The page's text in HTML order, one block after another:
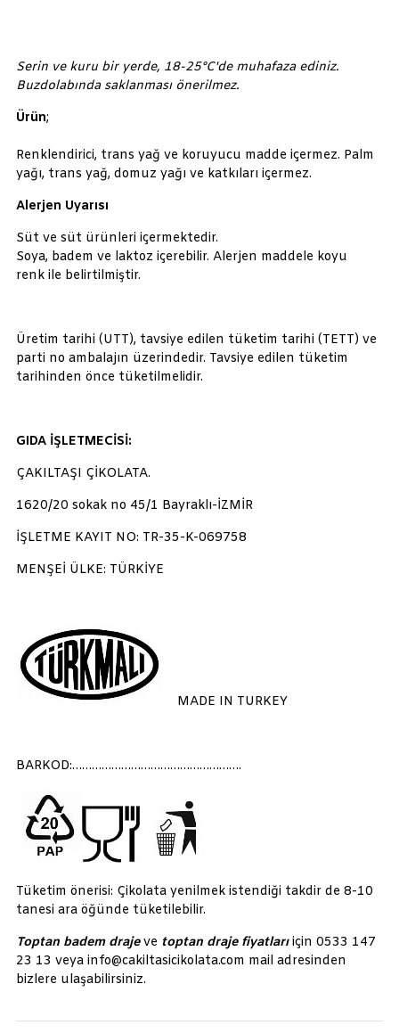
Serin ve kuru bir yerde, 18-25°C'de muhafaza ediniz.
Buzdolabında saklanması önerilmez.
Ürün;
Renklendirici, trans yağ ve koruyucu madde içermez. Palm
yağı, trans yağ, domuz yağı ve katkıları içermez.
Alerjen Uyarısı
Süt ve süt ürünleri içermektedir.
Soya, badem ve laktoz içerebilir. Alerjen maddele koyu
renk ile belirtilmiştir.
Üretim tarihi (UTT), tavsiye edilen tüketim tarihi (TETT) ve
parti no ambalajın üzerindedir. Tavsiye edilen tüketim
tarihinden önce tüketilmelidir.
GIDA İŞLETMECİSİ:
ÇAKILTAŞI ÇİKOLATA.
1620/20 sokak no 45/1 Bayraklı-İZMİR
İŞLETME KAYIT NO: TR-35-K-069758
MENŞEİ ÜLKE: TÜRKİYE
MADE IN TURKEY
BARKOD:…………………………………………….
Tüketim önerisi: Çikolata yenilmek istendiği takdir de 8-10
tanesi ara öğünde tüketilebilir.
Toptan badem drajeve toptan draje fiyatlarıiçin 0533 147
23 13 veya info@cakiltasicikolata.com mail adresinden
bizlere ulaşabilirsiniz.